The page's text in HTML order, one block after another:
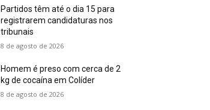
Partidos têm até o dia 15 para
registrarem candidaturas nos
tribunais
8 de agosto de 2026
Homem é preso com cerca de 2
kg de cocaína em Colíder
8 de agosto de 2026